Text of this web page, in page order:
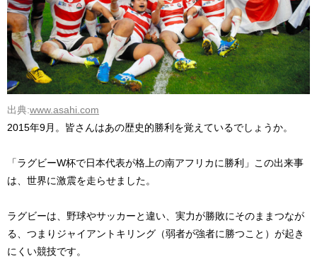
出典:www.asahi.com
2015年9月。皆さんはあの歴史的勝利を覚えているでしょうか。
「ラグビーW杯で日本代表が格上の南アフリカに勝利」この出来事
は、世界に激震を走らせました。
ラグビーは、野球やサッカーと違い、実力が勝敗にそのままつなが
る、つまりジャイアントキリング（弱者が強者に勝つこと）が起き
にくい競技です。